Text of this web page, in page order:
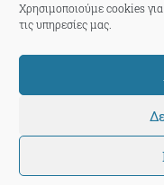
Χρησιμοποιούμε cookies
τις υπηρεσίες μας.
powered
© 2026 ThePressProject